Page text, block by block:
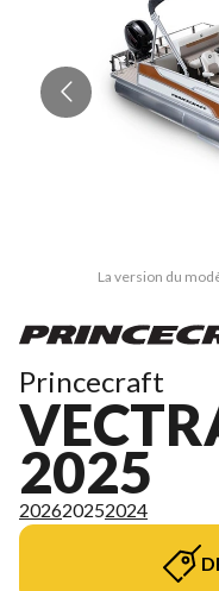
La version du
Princecraft
2025
202620252024